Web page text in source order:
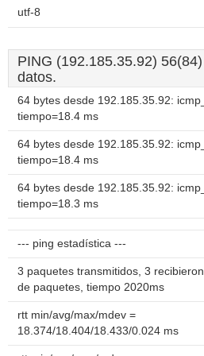
utf-8
PING (192.185.35.92)
datos.
64 bytes desde 192.185.35.92:
tiempo=18.4 ms
64 bytes desde 192.185.35.92:
tiempo=18.4 ms
64 bytes desde 192.185.35.92:
tiempo=18.3 ms
--- ping estadística ---
3 paquetes transmitidos, 3
de paquetes, tiempo 2020ms
rtt min/avg/max/mdev =
18.374/18.404/18.433/0.024 ms